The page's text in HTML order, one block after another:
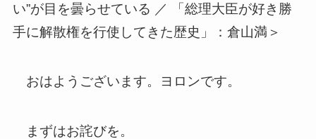
い”が目を曇らせている ／ 「総理大臣が好き勝
手に解散権を行使してきた歴史」：倉山満＞
おはようございます。ヨロンです。
まずはお詫びを。